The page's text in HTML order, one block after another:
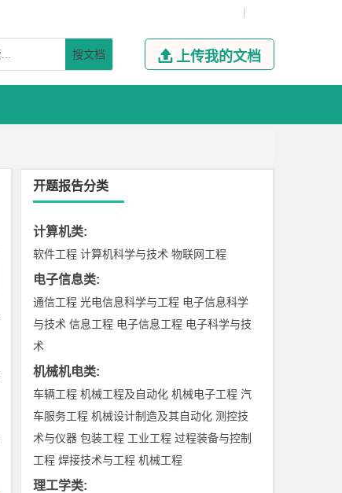
|
搜文档  上传我的文档
开题报告分类
计算机类:
软件工程 计算机科学与技术 物联网工程
电子信息类:
通信工程 光电信息科学与工程 电子信息科学
与技术 信息工程 电子信息工程 电子科学与技
术
机械机电类:
车辆工程 机械工程及自动化 机械电子工程 汽
车服务工程 机械设计制造及其自动化 测控技
术与仪器 包装工程 工业工程 过程装备与控制
工程 焊接技术与工程 机械工程
理工学类: